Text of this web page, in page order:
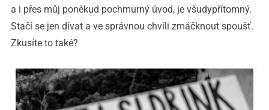
a i přes můj poněkud pochmurný úvod, je všudypřítomný.
Stačí se jen dívat a ve správnou chvíli zmáčknout spoušť.
Zkusíte to také?